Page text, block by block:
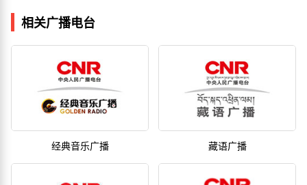
相关广播电台
经典音乐广播 藏语广播